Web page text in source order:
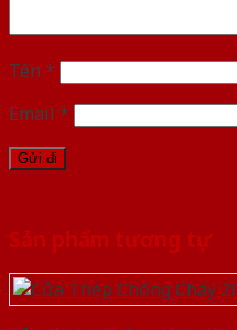
Tên *
Email *
Sản phẩm tương tự